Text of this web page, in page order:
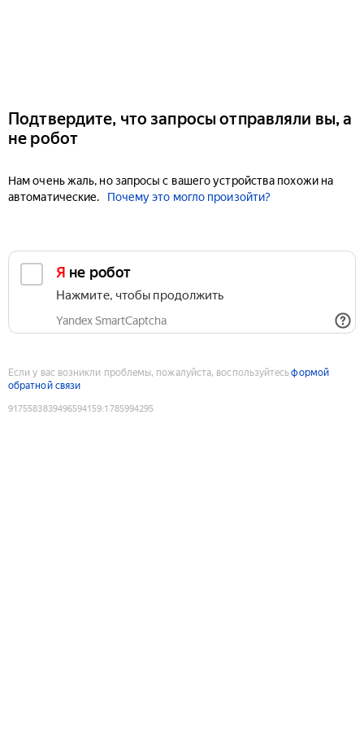
Подтвердите, что запросы отправляли вы, а
не робот
Нам очень жаль, но запросы с вашего устройства похожи на
автоматические.
Почему это могло произойти?
Я не робот
Нажмите, чтобы продолжить
Yandex SmartCaptcha
Если у вас возникли проблемы, пожалуйста, воспользуйтесьформой
обратной связи
9175583839496594159:1785994295